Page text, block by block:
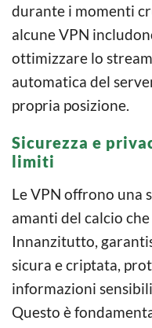
durante i momenti
alcune VPN
ottimizzare lo
automatica del
propria posizione.
Sicurezza e
limiti
Le VPN offrono una
amanti del calcio
Innanzitutto,
sicura e criptata,
informazioni
Questo è